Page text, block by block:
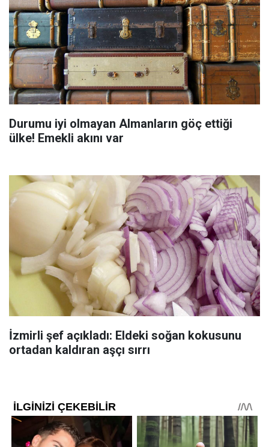
Durumu iyi olmayan Almanların göç ettiği
ülke! Emekli akını var
İzmirli şef açıkladı: Eldeki soğan kokusunu
ortadan kaldıran aşçı sırrı